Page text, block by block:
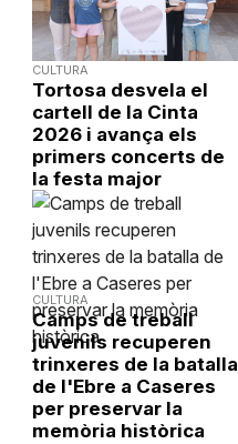
CULTURA
Tortosa desvela el
cartell de la Cinta
2026 i avança els
primers concerts de
la festa major
CULTURA
Camps de treball
juvenils recuperen
trinxeres de la batalla
de l'Ebre a Caseres
per preservar la
memòria històrica